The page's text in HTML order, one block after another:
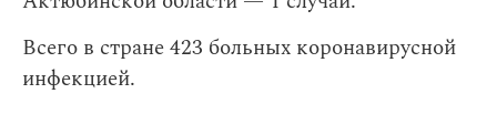
Всего в стране 423 больных коронавирусной
инфекцией.